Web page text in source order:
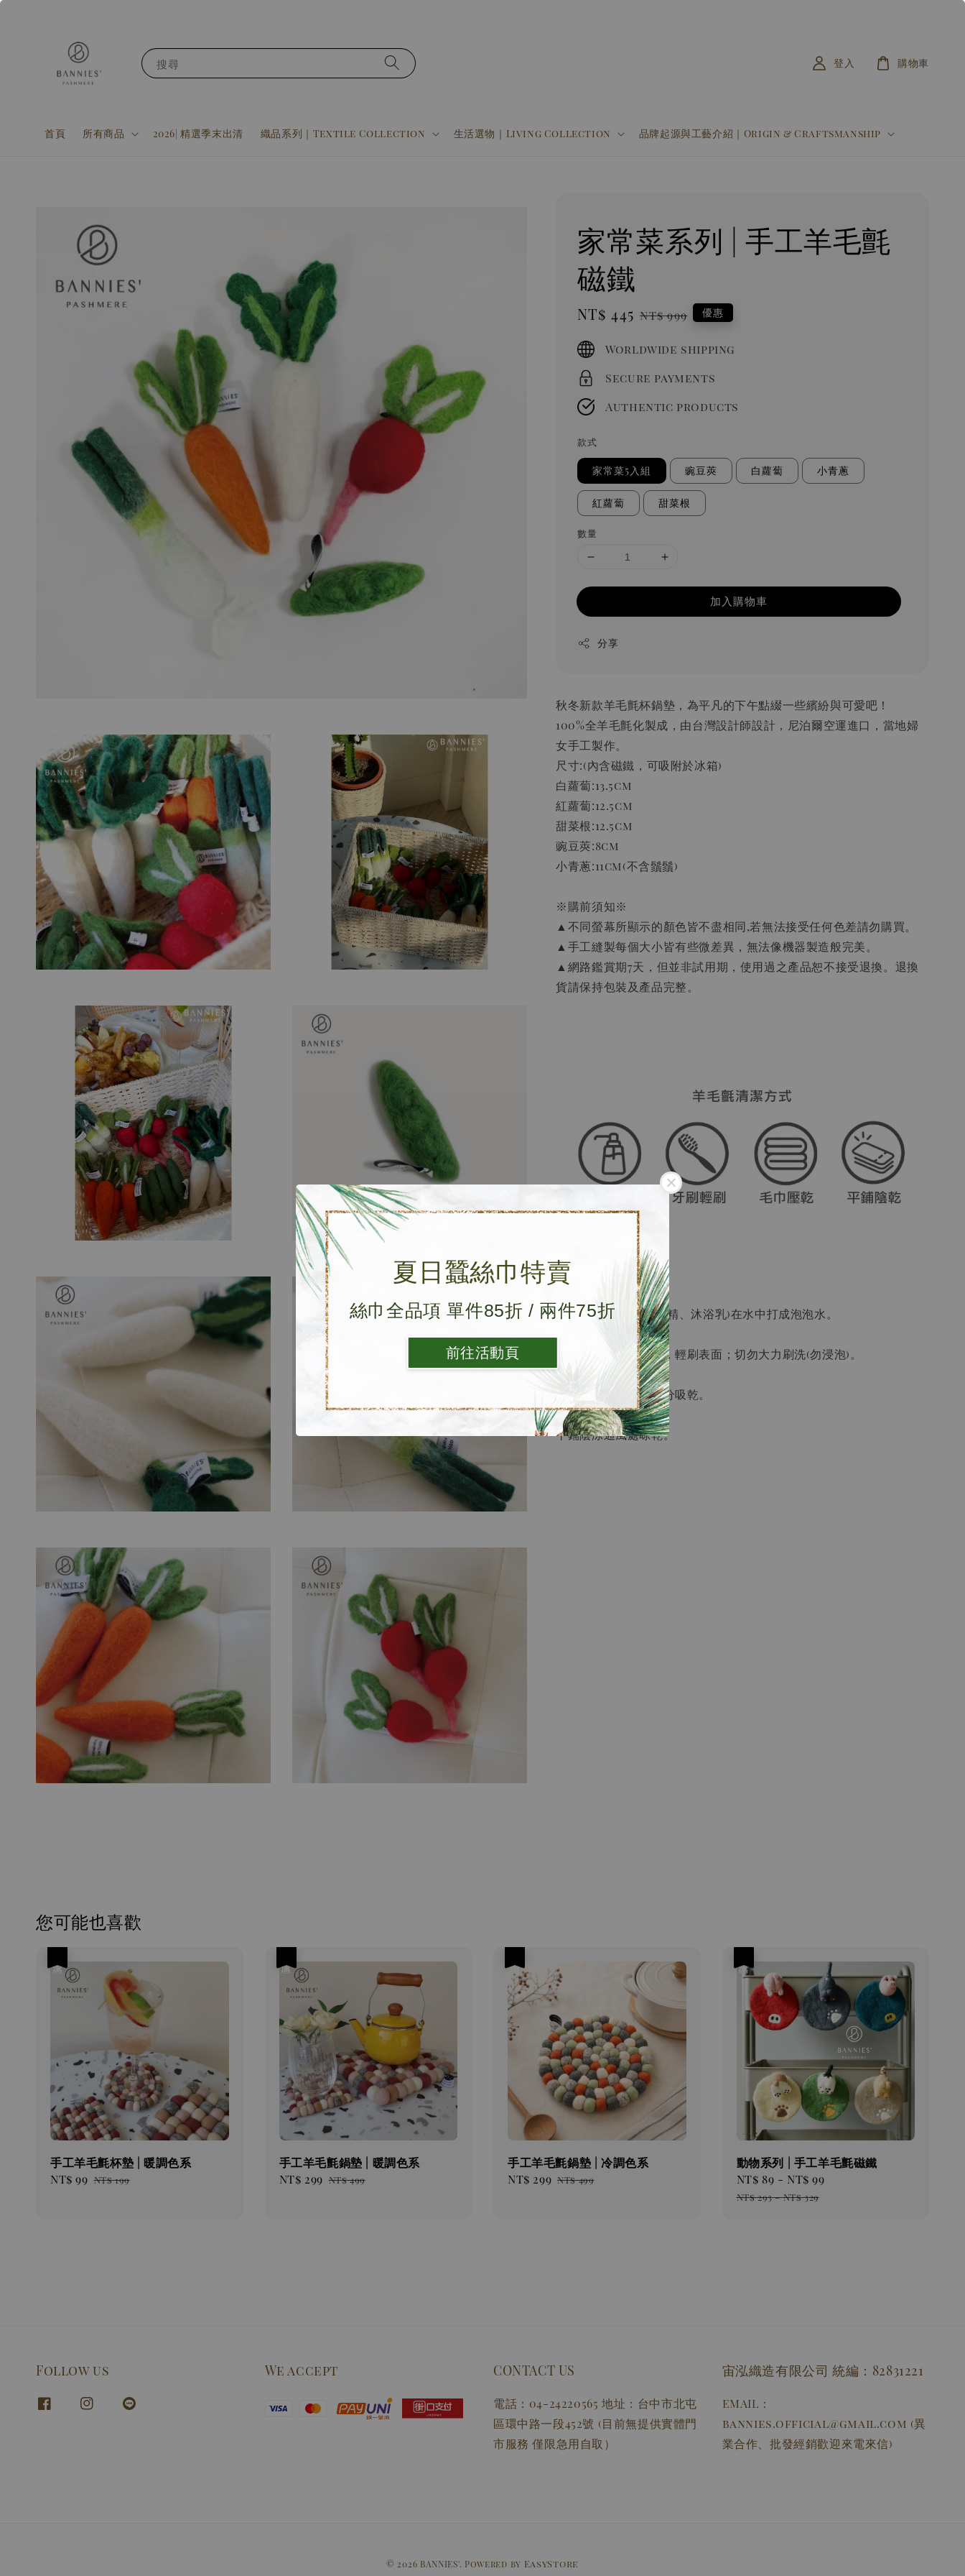
夏日蠶絲巾特賣
絲巾全品項 單件85折 / 兩件75折
前往活動頁
搜尋
首頁 所有商品 2026| 精選季末出清 織品系列｜Textile Collection 生活選物｜Living Collection 品牌起源與工藝介紹｜Origin & Craftsmanship
登入 購物車
家常菜系列 | 手工羊毛氈
磁鐵
Sale
NT$ 445 Regular
NT$ 999 優惠
Worldwide shipping
Secure payments
Authentic products
款式
家常菜5入組 豌豆莢 白蘿蔔 小青蔥
紅蘿蔔 甜菜根
數量
加入購物車
分享
秋冬新款羊毛氈杯鍋墊，為平凡的下午點綴一些繽紛與可愛吧！
100%全羊毛氈化製成，由台灣設計師設計，尼泊爾空運進口，當地婦
女手工製作。
尺寸:(內含磁鐵，可吸附於冰箱)
白蘿蔔:13.5cm
紅蘿蔔:12.5cm
甜菜根:12.5cm
豌豆莢:8cm
小青蔥:11cm(不含鬚鬚)
※購前須知※
▲不同螢幕所顯示的顏色皆不盡相同,若無法接受任何色差請勿購買。
▲手工縫製每個大小皆有些微差異，無法像機器製造般完美。
▲網路鑑賞期7天，但並非試用期，使用過之產品恕不接受退換。退換
貨請保持包裝及產品完整。
使用中性洗劑(如洗髮精、沐浴乳)在水中打成泡泡水。
步驟2
使用牙刷沾取泡泡水，輕刷表面；切勿大力刷洗(勿浸泡)。
步驟3
使用毛巾將刷洗處水分吸乾。
步驟4
平鋪陰涼通風處晾乾。
您可能也喜歡
手工羊毛氈杯墊 | 暖調色系
Sale
NT$ 99 Regular
NT$ 199
手工羊毛氈鍋墊 | 暖調色系
Sale
NT$ 299 Regular
NT$ 499
手工羊毛氈鍋墊 | 冷調色系
Sale
NT$ 299 Regular
NT$ 499
動物系列 | 手工羊毛氈磁鐵
Sale
price
NT$ 89 - NT$ 99
NT$ 293-NT$ 329
Follow us We accept CONTACT US
電話：04-24220565 地址：台中市北屯
區環中路一段452號 (目前無提供實體門
市服務 僅限急用自取）
宙泓織造有限公司 統編：82831221
EMAIL：
bannies.official@gmail.com (異
業合作、批發經銷歡迎來電來信)
© 2026 BANNIES'. Powered by EasyStore